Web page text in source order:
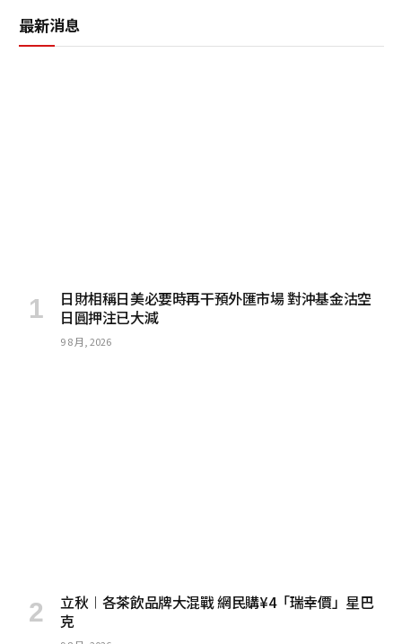
最新消息
日財相稱日美必要時再干預外匯市場 對沖基金沽空
日圓押注已大減
9 8 月, 2026
立秋︱各茶飲品牌大混戰 網民購¥4「瑞幸價」星巴
克